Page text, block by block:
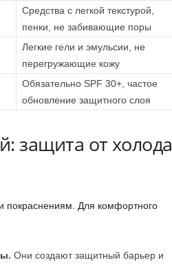
Средства с легкой текстурой,
пенки, не забивающие поры
Легкие гели и эмульсии, не
перегружающие кожу
Обязательно SPF 30+, частое
обновление защитного слоя
защита от холода
покраснениям. Для комфортного
Они создают защитный барьер и